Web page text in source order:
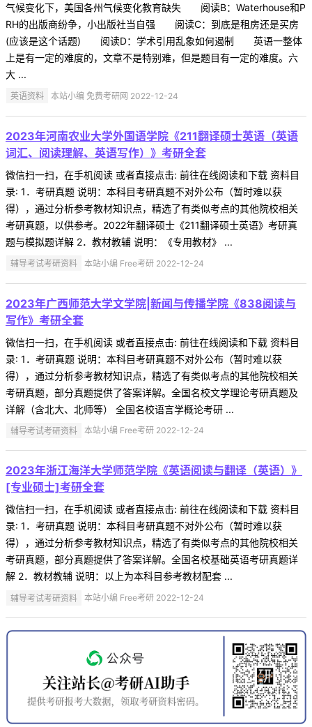
气候变化下，美国各州气候变化教育缺失 阅读B：Waterhouse和P
RH的出版商纷争，小出版社当自强 阅读C：到底是租房还是买房
(应该是这个话题) 阅读D：学术引用乱象如何遏制 英语一整体
上是有一定的难度的，文章不是特别难，但是题目有一定的难度。六
大 ...
英语资料 本站小编 免费考研网 2022-12-24
2023年河南农业大学外国语学院《211翻译硕士英语（英语
词汇、阅读理解、英语写作）》考研全套
微信扫一扫，在手机阅读 或者直接点击: 前往在线阅读和下载 资料目
录: 1．考研真题 说明：本科目考研真题不对外公布（暂时难以获
得），通过分析参考教材知识点，精选了有类似考点的其他院校相关
考研真题，以供参考。2022年翻译硕士《211翻译硕士英语》考研真
题与模拟题详解 2．教材教辅 说明：《专用教材》 ...
辅导考试考研资料 本站小编 Free考研 2022-12-24
2023年广西师范大学文学院|新闻与传播学院《838阅读与
写作》考研全套
微信扫一扫，在手机阅读 或者直接点击: 前往在线阅读和下载 资料目
录: 1．考研真题 说明：本科目考研真题不对外公布（暂时难以获
得），通过分析参考教材知识点，精选了有类似考点的其他院校相关
考研真题，部分真题提供了答案详解。全国名校文学理论考研真题及
详解（含北大、北师等） 全国名校语言学概论考研 ...
辅导考试考研资料 本站小编 Free考研 2022-12-24
2023年浙江海洋大学师范学院《英语阅读与翻译（英语）》
[专业硕士]考研全套
微信扫一扫，在手机阅读 或者直接点击: 前往在线阅读和下载 资料目
录: 1．考研真题 说明：本科目考研真题不对外公布（暂时难以获
得），通过分析参考教材知识点，精选了有类似考点的其他院校相关
考研真题，部分真题提供了答案详解。全国名校基础英语考研真题详
解 2．教材教辅 说明：以上为本科目参考教材配套 ...
辅导考试考研资料 本站小编 Free考研 2022-12-24